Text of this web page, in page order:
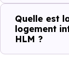
Quelle est
logement
HLM ?